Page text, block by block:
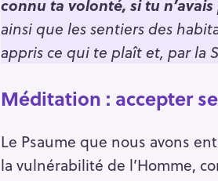
connu ta volonté, si tu
ainsi que les sentiers des
appris ce qui te plaît et, par la
Méditation : accepter
Le Psaume que nous avons
la vulnérabilité de l’Homme,